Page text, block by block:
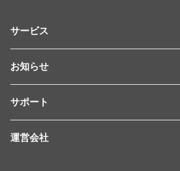
サービス
お知らせ
サポート
運営会社